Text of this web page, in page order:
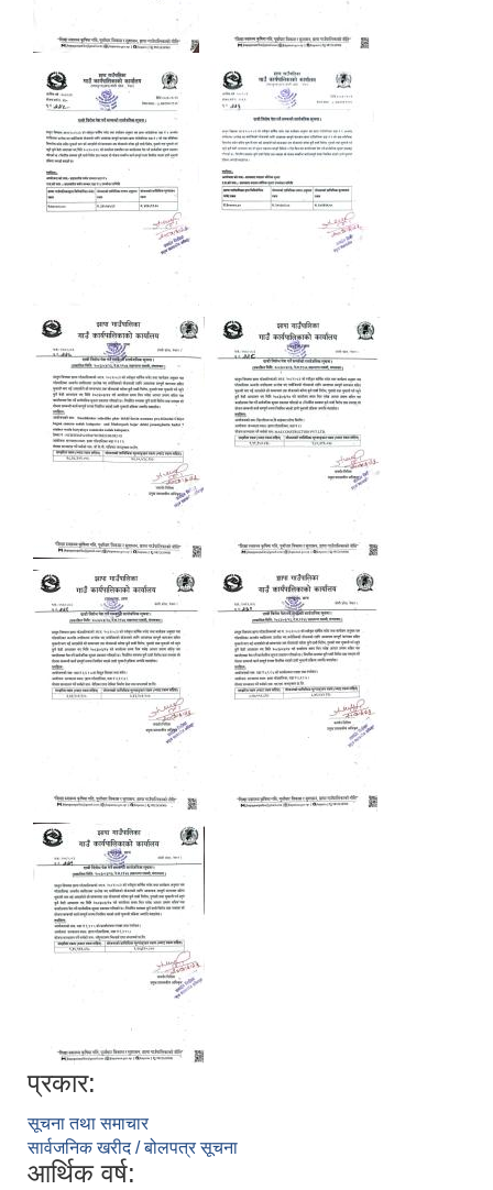
प्रकार:
सूचना तथा समाचार
सार्वजनिक खरीद / बोलपत्र सूचना
आर्थिक वर्ष: